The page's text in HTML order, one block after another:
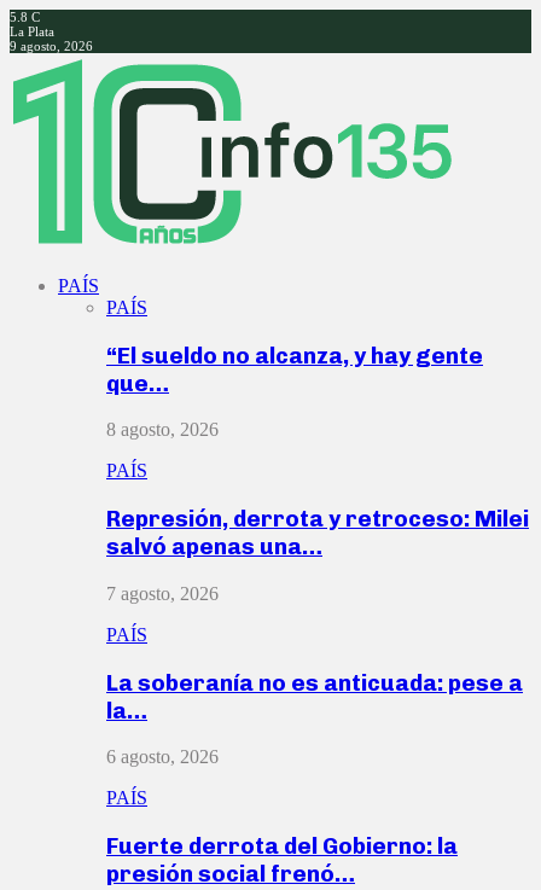
5.8 C
La Plata
9 agosto, 2026
Facebook
Twitter
Instagram
Youtube
PAÍS
PAÍS
“El sueldo no alcanza, y hay gente
que…
8 agosto, 2026
PAÍS
Represión, derrota y retroceso: Milei
salvó apenas una…
7 agosto, 2026
PAÍS
La soberanía no es anticuada: pese a
la…
6 agosto, 2026
PAÍS
Fuerte derrota del Gobierno: la
presión social frenó…